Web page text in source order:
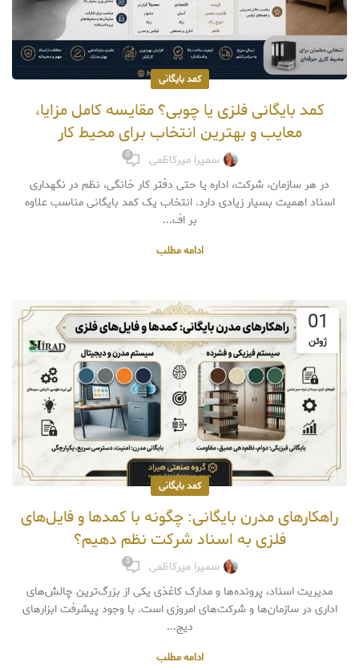
کمد بایگانی
کمد بایگانی فلزی یا چوبی؟ مقایسه کامل مزایا،
معایب و بهترین انتخاب برای محیط کار
سمیرا میرکاظمی 0
در هر سازمان، شرکت، اداره یا حتی دفتر کار خانگی، نظم در نگهداری
اسناد اهمیت بسیار زیادی دارد. انتخاب یک کمد بایگانی مناسب علاوه
بر اف...
ادامه مطلب
01
ژوئن
کمد بایگانی
راهکارهای مدرن بایگانی: چگونه با کمدها و فایل‌های
فلزی به اسناد شرکت نظم دهیم؟
سمیرا میرکاظمی 0
مدیریت اسناد، پرونده‌ها و مدارک کاغذی یکی از بزرگ‌ترین چالش‌های
اداری در سازمان‌ها و شرکت‌های امروزی است. با وجود پیشرفت ابزارهای
دیج...
ادامه مطلب